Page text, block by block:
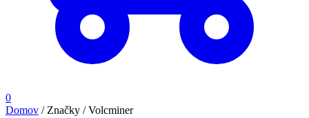
0
Domov / Značky /Volcminer